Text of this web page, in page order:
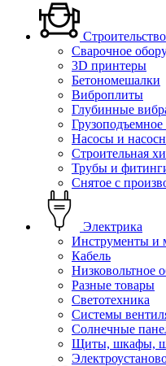
Строительство
Сварочное
3D принтеры
Бетономешалки
Виброплиты
Глубинные
Насосы и
Строительная
Трубы и
Снятое с
Электрика
Инструменты и
Кабель
Низковольтное
Разные товары
Светотехника
Системы
Солнечные
Щиты, шкафы,